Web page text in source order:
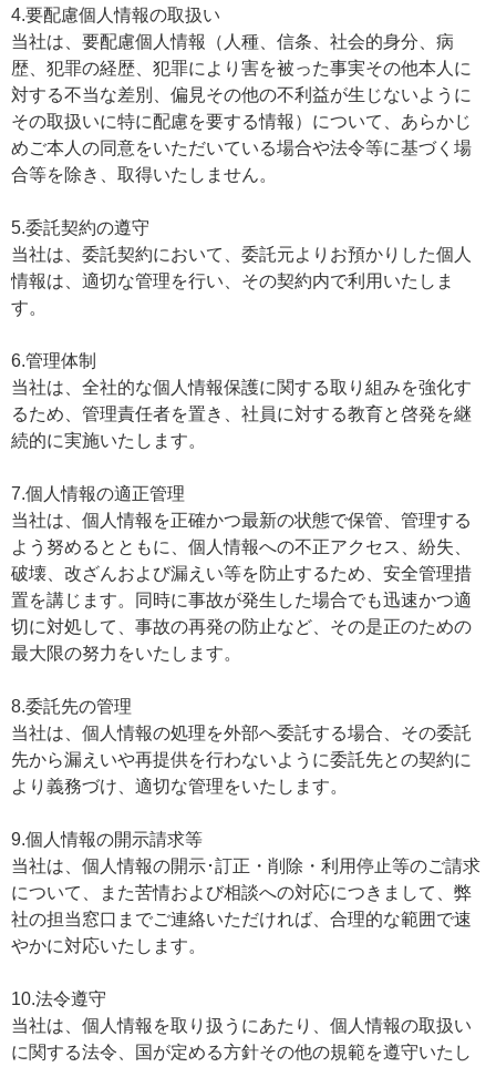
4.要配慮個人情報の取扱い
当社は、要配慮個人情報（人種、信条、社会的身分、病
歴、犯罪の経歴、犯罪により害を被った事実その他本人に
対する不当な差別、偏見その他の不利益が生じないように
その取扱いに特に配慮を要する情報）について、あらかじ
めご本人の同意をいただいている場合や法令等に基づく場
合等を除き、取得いたしません。
5.委託契約の遵守
当社は、委託契約において、委託元よりお預かりした個人
情報は、適切な管理を行い、その契約内で利用いたしま
す。
6.管理体制
当社は、全社的な個人情報保護に関する取り組みを強化す
るため、管理責任者を置き、社員に対する教育と啓発を継
続的に実施いたします。
7.個人情報の適正管理
当社は、個人情報を正確かつ最新の状態で保管、管理する
よう努めるとともに、個人情報への不正アクセス、紛失、
破壊、改ざんおよび漏えい等を防止するため、安全管理措
置を講じます。同時に事故が発生した場合でも迅速かつ適
切に対処して、事故の再発の防止など、その是正のための
最大限の努力をいたします。
8.委託先の管理
当社は、個人情報の処理を外部へ委託する場合、その委託
先から漏えいや再提供を行わないように委託先との契約に
より義務づけ、適切な管理をいたします。
9.個人情報の開示請求等
当社は、個人情報の開示･訂正・削除・利用停止等のご請求
について、また苦情および相談への対応につきまして、弊
社の担当窓口までご連絡いただければ、合理的な範囲で速
やかに対応いたします。
10.法令遵守
当社は、個人情報を取り扱うにあたり、個人情報の取扱い
に関する法令、国が定める方針その他の規範を遵守いたし